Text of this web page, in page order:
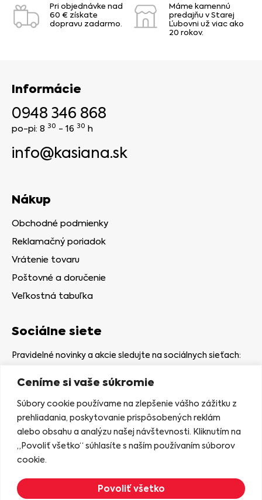
Ceníme si vaše súkromie
Súbory cookie používame na zlepšenie vášho zážitku z
prehliadania, poskytovanie prispôsobených reklám
alebo obsahu a analýzu našej návštevnosti. Kliknutím na
„Povoliť všetko“ súhlasíte s naším používaním súborov
cookie.
Povoliť všetko
Pri objednávke nad
60 € získate
dopravu zadarmo.
Máme kamennú
predajňu v Starej
Ľubovni už viac ako
20 rokov.
Informácie
0948 346 868
po-pi: 8 30 - 16 30 h
info@kasiana.sk
Nákup
Obchodné podmienky
Reklamačný poriadok
Vrátenie tovaru
Poštovné a doručenie
Veľkostná tabuľka
Sociálne siete
Pravidelné novinky a akcie sledujte na sociálnych sieťach:
Kamenná predajňa
Nám. gen. Štefaníka 7
06401 Stará Ľubovňa